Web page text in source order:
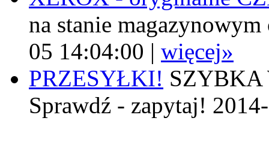
na stanie
05 14:04:00 | więcej»
PRZESYŁKI! SZYBKA
Sprawdź - zapytaj!